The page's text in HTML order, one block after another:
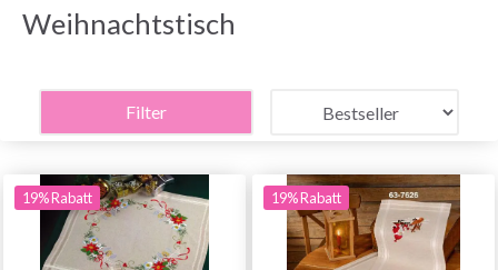
Weihnachtstisch
Filter
19% Rabatt 19% Rabatt